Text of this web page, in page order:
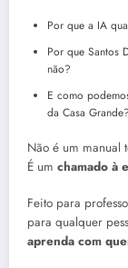
Por que a IA
Por que Santos
não?
E como
da Casa Grande?
Não é um manual
É um chamado à
Feito para
para qualquer
aprenda com